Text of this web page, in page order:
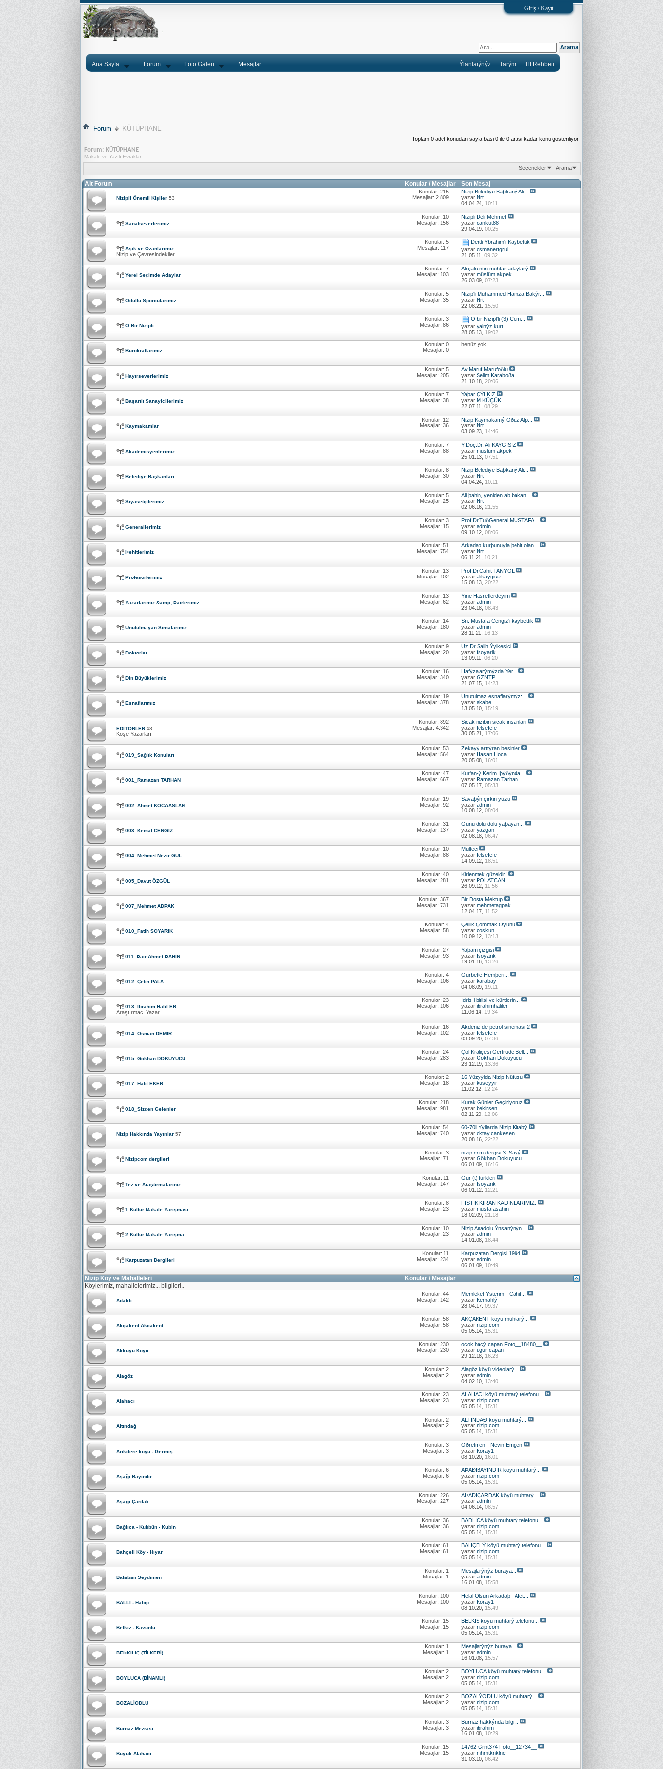
Giriş / Kayıt
Ana Sayfa Forum Foto Galeri Mesajlar Tlf.Rehberi
Tarým
Ýlanlarýnýz
Forum KÜTÜPHANE
Toplam 0 adet konudan sayfa basi 0 ile 0 arasi kadar konu gösteriliyor
Forum: KÜTÜPHANE
Makale ve Yazılı Evraklar
Seçenekler Arama
Alt Forum Konular / Mesajlar Son Mesaj
Nizipli Önemli Kişiler 53
Konular: 215
Mesajlar: 2.809
Nizip Belediye Baþkaný Ali...
yazar Nrt
04.04.24, 10:11
Sanatseverlerimiz
Konular: 10
Mesajlar: 156
Nizipli Deli Mehmet
yazar cankut88
29.04.19, 00:25
Aşık ve Ozanlarımız
Nizip ve Çevresindekiler
Konular: 5
Mesajlar: 117
Dertli Ýbrahim'i Kaybettik
yazar osmanertgrul
21.05.11, 09:32
Yerel Seçimde Adaylar
Konular: 7
Mesajlar: 103
Akçakentin muhtar adaylarý
yazar müslüm akpek
26.03.09, 07:23
Ödüllü Sporcularımız
Konular: 5
Mesajlar: 35
Nizip'li Muhammed Hamza Bakýr...
yazar Nrt
22.08.21, 15:50
O Bir Nizipli
Konular: 3
Mesajlar: 86
O bir Nizipl'li (3) Cem...
yazar yalnýz kurt
28.05.13, 19:02
Bürokratlarımız
Konular: 0
Mesajlar: 0
henüz yok
Hayırseverlerimiz
Konular: 5
Mesajlar: 205
Av.Maruf Marufoðlu
yazar Selim Karaboða
21.10.18, 20:06
Başarılı Sanayicilerimiz
Konular: 7
Mesajlar: 38
Yaþar ÇÝLKIZ
yazar M.KÜÇÜK
22.07.11, 08:29
Kaymakamlar
Konular: 12
Mesajlar: 36
Nizip Kaymakamý Oðuz Alp...
yazar Nrt
03.09.23, 14:46
Akademisyenlerimiz
Konular: 7
Mesajlar: 88
Y.Doç.Dr. Ali KAYGISIZ
yazar müslüm akpek
25.01.13, 07:51
Belediye Başkanları
Konular: 8
Mesajlar: 30
Nizip Belediye Baþkaný Ali...
yazar Nrt
04.04.24, 10:11
Siyasetçilerimiz
Konular: 5
Mesajlar: 25
Ali þahin, yeniden ab bakan...
yazar Nrt
02.06.16, 21:55
Generallerimiz
Konular: 3
Mesajlar: 15
Prof.Dr.TuðGeneral MUSTAFA...
yazar admin
09.10.12, 08:06
Þehitlerimiz
Konular: 51
Mesajlar: 754
Arkadaþ kurþunuyla þehit olan...
yazar Nrt
06.11.21, 10:21
Profesorlerimiz
Konular: 13
Mesajlar: 102
Prof.Dr.Cahit TANYOL
yazar alikaygisiz
15.08.13, 20:22
Yazarlarımız &amp; Þairlerimiz
Konular: 13
Mesajlar: 62
Yine Hasretlerdeyim
yazar admin
23.04.18, 08:43
Unutulmayan Simalarımız
Konular: 14
Mesajlar: 180
Sn. Mustafa Cengiz'i kaybettik
yazar admin
28.11.21, 16:13
Doktorlar
Konular: 9
Mesajlar: 20
Uz.Dr Salih Ýyikesici
yazar fsoyarik
13.09.11, 06:20
Din Büyüklerimiz
Konular: 16
Mesajlar: 340
Hafýzalarýmýzda Yer...
yazar GZNTP
21.07.15, 14:23
Esnaflarımız
Konular: 19
Mesajlar: 378
Unutulmaz esnaflarýmýz:...
yazar akabe
13.05.10, 15:19
EDİTORLER 48
Köşe Yazarları
Konular: 892
Mesajlar: 4.342
Sicak nizibin sicak insanlari
yazar felsefefe
30.05.21, 17:06
019_Sağlık Konuları
Konular: 53
Mesajlar: 564
Zekayý arttýran besinler
yazar Hasan Hoca
20.05.08, 16:01
001_Ramazan TARHAN
Konular: 47
Mesajlar: 667
Kur'an-ý Kerim Iþýðýnda...
yazar Ramazan Tarhan
07.05.17, 05:33
002_Ahmet KOCAASLAN
Konular: 19
Mesajlar: 92
Savaþýn çirkin yüzü
yazar admin
10.08.12, 08:04
003_Kemal CENGİZ
Konular: 31
Mesajlar: 137
Günü dolu dolu yaþayan...
yazar yazgan
02.08.18, 06:47
004_Mehmet Nezir GÜL
Konular: 10
Mesajlar: 88
Mülteci
yazar felsefefe
14.09.12, 18:51
005_Davut ÖZGÜL
Konular: 40
Mesajlar: 281
Kirlenmek güzeldir!
yazar POLATCAN
26.09.12, 11:56
007_Mehmet AÐPAK
Konular: 367
Mesajlar: 731
Bir Dosta Mektup
yazar mehmetagpak
12.04.17, 11:52
010_Fatih SOYARIK
Konular: 4
Mesajlar: 58
Çellik Çommak Oyunu
yazar coskun
10.09.12, 13:13
011_Þair Ahmet ÞAHİN
Konular: 27
Mesajlar: 93
Yaþam çizgisi
yazar fsoyarik
19.01.16, 13:26
012_Çetin PALA
Konular: 4
Mesajlar: 106
Gurbette Hemþeri...
yazar karabay
04.08.09, 19:11
013_İbrahim Halil ER
Araştırmacı Yazar
Konular: 23
Mesajlar: 106
Idris-i bitlisi ve kürtlerin...
yazar ibrahimhaliler
11.06.14, 19:34
014_Osman DEMİR
Konular: 16
Mesajlar: 102
Akdeniz de petrol sinemasi 2
yazar felsefefe
03.09.20, 07:36
015_Gökhan DOKUYUCU
Konular: 24
Mesajlar: 283
Çöl Kraliçesi Gertrude Bell...
yazar Gökhan Dokuyucu
23.12.19, 13:36
017_Halil EKER
Konular: 2
Mesajlar: 18
16.Yüzyýlda Nizip Nüfusu
yazar kuseyyir
11.02.12, 12:24
018_Sizden Gelenler
Konular: 218
Mesajlar: 981
Kurak Günler Geçiriyoruz
yazar bekirsen
02.11.20, 12:06
Nizip Hakkında Yayınlar 57
Konular: 54
Mesajlar: 740
60-70li Yýllarda Nizip Kitabý
yazar oktay.cankesen
20.08.16, 22:22
Nizipcom dergileri
Konular: 3
Mesajlar: 71
nizip.com dergisi 3. Sayý
yazar Gökhan Dokuyucu
06.01.09, 16:16
Tez ve Araştırmalarınız
Konular: 11
Mesajlar: 147
Gur (t) türkleri
yazar fsoyarik
06.01.12, 12:21
1.Kültür Makale Yarışması
Konular: 8
Mesajlar: 23
FISTIK KIRAN KADINLARIMIZ.
yazar mustafasahin
18.02.09, 21:18
2.Kültür Makale Yarışma
Konular: 10
Mesajlar: 23
Nizip Anadolu Ýnsanýnýn...
yazar admin
14.01.08, 18:44
Karpuzatan Dergileri
Konular: 11
Mesajlar: 234
Karpuzatan Dergisi 1994
yazar admin
06.01.09, 10:49
Nizip Köy ve Mahalleleri
Konular / Mesajlar
Köylerimiz, mahallelerimiz... bilgileri..
Adaklı
Konular: 44
Mesajlar: 142
Memleket Ýsterim - Cahit...
yazar Kemahlý
28.04.17, 09:37
Akçakent Akcakent
Konular: 58
Mesajlar: 58
AKÇAKENT köyü muhtarý...
yazar nizip.com
05.05.14, 15:31
Akkuyu Köyü
Konular: 230
Mesajlar: 230
ocok hacý capan Foto__18480__
yazar ugur capan
29.12.18, 16:23
Alagöz
Konular: 2
Mesajlar: 2
Alagöz köyü videolarý...
yazar admin
04.02.10, 13:40
Alahacı
Konular: 23
Mesajlar: 23
ALAHACI köyü muhtarý telefonu...
yazar nizip.com
05.05.14, 15:31
Altındağ
Konular: 2
Mesajlar: 2
ALTINDAÐ köyü muhtarý...
yazar nizip.com
05.05.14, 15:31
Arıkdere köyü - Germiş
Konular: 3
Mesajlar: 3
Öðretmen - Nevin Emgen
yazar Koray1
08.10.20, 16:01
Aşağı Bayındır
Konular: 6
Mesajlar: 6
AÞAÐIBAYINDIR köyü muhtarý...
yazar nizip.com
05.05.14, 15:31
Aşağı Çardak
Konular: 226
Mesajlar: 227
AÞAÐIÇARDAK köyü muhtarý...
yazar admin
04.06.14, 08:57
Bağlıca - Kubbün - Kubin
Konular: 36
Mesajlar: 36
BAÐLICA köyü muhtarý telefonu...
yazar nizip.com
05.05.14, 15:31
Bahçeli Köy - Hıyar
Konular: 61
Mesajlar: 61
BAHÇELÝ köyü muhtarý telefonu...
yazar nizip.com
05.05.14, 15:31
Balaban Seydimen
Konular: 1
Mesajlar: 1
Mesajlarýnýz buraya...
yazar admin
16.01.08, 15:58
BALLI - Habip
Konular: 100
Mesajlar: 100
Helal Olsun Arkadaþ - Afet...
yazar Koray1
08.10.20, 15:49
Belkız - Kavunlu
Konular: 15
Mesajlar: 15
BELKIS köyü muhtarý telefonu...
yazar nizip.com
05.05.14, 15:31
BEÞKILIÇ (TİLKERİ)
Konular: 1
Mesajlar: 1
Mesajlarýnýz buraya...
yazar admin
16.01.08, 15:57
BOYLUCA (BİNAMLI)
Konular: 2
Mesajlar: 2
BOYLUCA köyü muhtarý telefonu...
yazar nizip.com
05.05.14, 15:31
BOZALİOÐLU
Konular: 2
Mesajlar: 2
BOZALÝOÐLU köyü muhtarý...
yazar nizip.com
05.05.14, 15:31
Burnaz Mezrası
Konular: 3
Mesajlar: 3
Burnaz hakkýnda bilgi...
yazar ibrahim
16.01.08, 10:29
Büyük Alahacı
Konular: 15
Mesajlar: 15
14762-Grnt374 Foto__12734__
yazar mhmtknklnc
31.03.10, 06:42